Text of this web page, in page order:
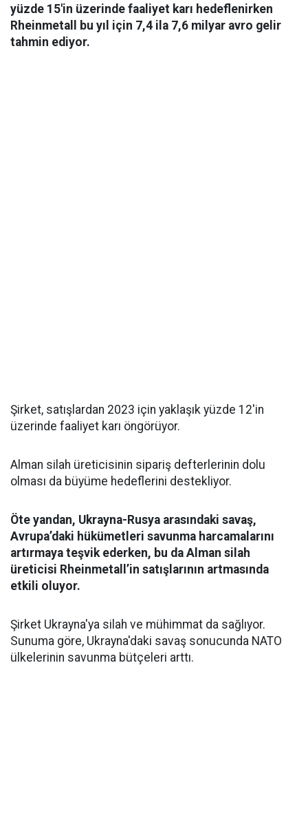
yüzde 15'in üzerinde faaliyet karı hedeflenirken
Rheinmetall bu yıl için 7,4 ila 7,6 milyar avro gelir
tahmin ediyor.
Şirket, satışlardan 2023 için yaklaşık yüzde 12'in
üzerinde faaliyet karı öngörüyor.
Alman silah üreticisinin sipariş defterlerinin dolu
olması da büyüme hedeflerini destekliyor.
Öte yandan, Ukrayna-Rusya arasındaki savaş,
Avrupa’daki hükümetleri savunma harcamalarını
artırmaya teşvik ederken, bu da Alman silah
üreticisi Rheinmetall’in satışlarının artmasında
etkili oluyor.
Şirket Ukrayna'ya silah ve mühimmat da sağlıyor.
Sunuma göre, Ukrayna'daki savaş sonucunda NATO
ülkelerinin savunma bütçeleri arttı.